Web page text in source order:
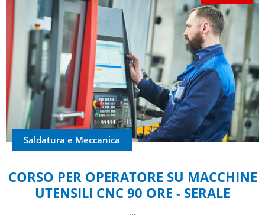
Saldatura e Meccanica
CORSO PER OPERATORE SU MACCHINE
UTENSILI CNC 90 ORE - SERALE
...